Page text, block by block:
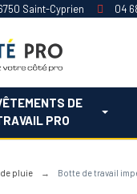
Saint-Cyprien 04
DE
PRO
pluie Botte de travail